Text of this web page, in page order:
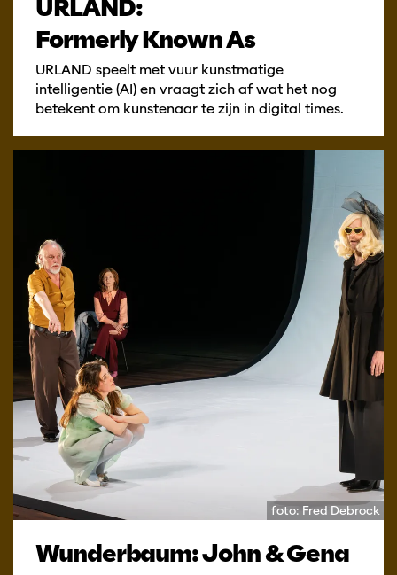
URLAND:
Formerly Known As
URLAND speelt met vuur kunstmatige
intelligentie (AI) en vraagt zich af wat het nog
betekent om kunstenaar te zijn in digital times.
foto: Fred Debrock
Wunderbaum: John & Gena